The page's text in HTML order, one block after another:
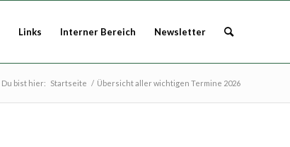
Links Interner Bereich Newsletter
Du bist hier: Startseite / Übersicht aller wichtigen Termine 2026